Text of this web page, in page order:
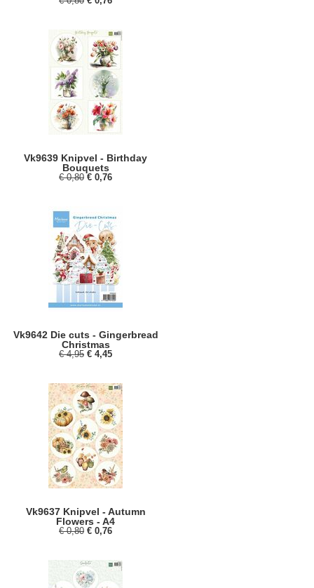
Vk9639 Knipvel - Birthday
Bouquets
€ 0,80 € 0,76
Vk9642 Die cuts - Gingerbread
Christmas
€ 4,95 € 4,45
Vk9637 Knipvel - Autumn
Flowers - A4
€ 0,80 € 0,76